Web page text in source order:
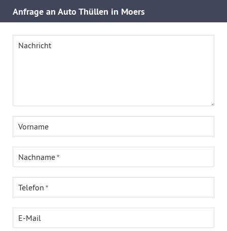
Anfrage an Auto Thüllen in Moers
Nachricht
Vorname
Nachname
Telefon
E-Mail